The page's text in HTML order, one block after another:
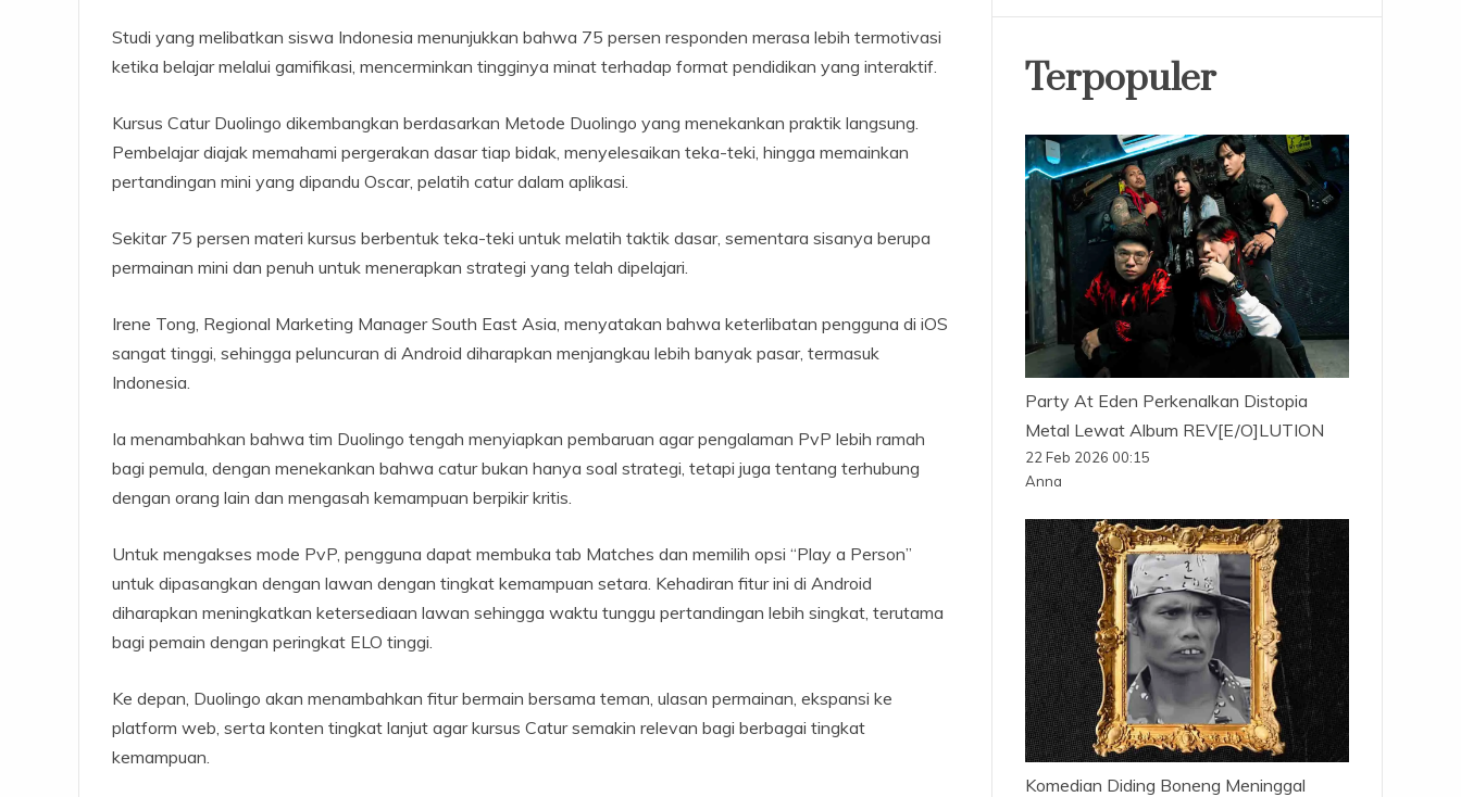
Studi yang melibatkan siswa Indonesia menunjukkan bahwa 75 persen responden merasa lebih termotivasi
ketika belajar melalui gamifikasi, mencerminkan tingginya minat terhadap format pendidikan yang interaktif.
Kursus Catur Duolingo dikembangkan berdasarkan Metode Duolingo yang menekankan praktik langsung.
Pembelajar diajak memahami pergerakan dasar tiap bidak, menyelesaikan teka-teki, hingga memainkan
pertandingan mini yang dipandu Oscar, pelatih catur dalam aplikasi.
Sekitar 75 persen materi kursus berbentuk teka-teki untuk melatih taktik dasar, sementara sisanya berupa
permainan mini dan penuh untuk menerapkan strategi yang telah dipelajari.
Irene Tong, Regional Marketing Manager South East Asia, menyatakan bahwa keterlibatan pengguna di iOS
sangat tinggi, sehingga peluncuran di Android diharapkan menjangkau lebih banyak pasar, termasuk
Indonesia.
Ia menambahkan bahwa tim Duolingo tengah menyiapkan pembaruan agar pengalaman PvP lebih ramah
bagi pemula, dengan menekankan bahwa catur bukan hanya soal strategi, tetapi juga tentang terhubung
dengan orang lain dan mengasah kemampuan berpikir kritis.
Untuk mengakses mode PvP, pengguna dapat membuka tab Matches dan memilih opsi “Play a Person”
untuk dipasangkan dengan lawan dengan tingkat kemampuan setara. Kehadiran fitur ini di Android
diharapkan meningkatkan ketersediaan lawan sehingga waktu tunggu pertandingan lebih singkat, terutama
bagi pemain dengan peringkat ELO tinggi.
Ke depan, Duolingo akan menambahkan fitur bermain bersama teman, ulasan permainan, ekspansi ke
platform web, serta konten tingkat lanjut agar kursus Catur semakin relevan bagi berbagai tingkat
kemampuan.
Terpopuler
Party At Eden Perkenalkan Distopia
Metal Lewat Album REV[E/O]LUTION
22 Feb 2026 00:15
Anna
Komedian Diding Boneng Meninggal